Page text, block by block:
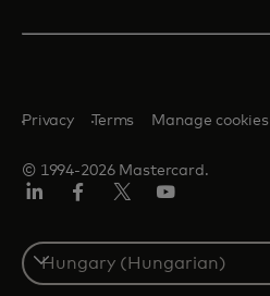
© 1994-2026 Mastercard.
Privacy Terms Manage cookies
Select
a
country